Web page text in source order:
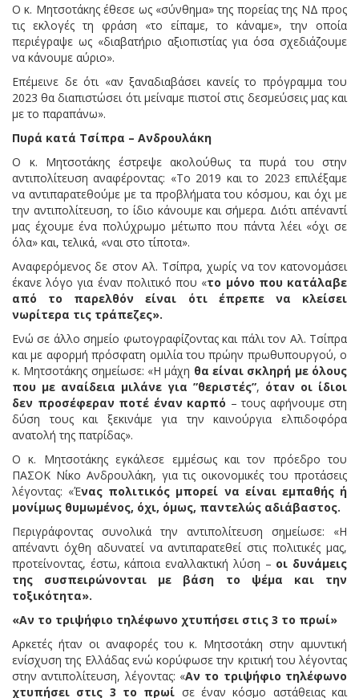
Ο κ. Μητσοτάκης έθεσε ως «σύνθημα» της πορείας της ΝΔ προς
τις εκλογές τη φράση «το είπαμε, το κάναμε», την οποία
περιέγραψε ως «διαβατήριο αξιοπιστίας για όσα σχεδιάζουμε
να κάνουμε αύριο».
Επέμεινε δε ότι «αν ξαναδιαβάσει κανείς το πρόγραμμα του
2023 θα διαπιστώσει ότι μείναμε πιστοί στις δεσμεύσεις μας και
με το παραπάνω».
Πυρά κατά Τσίπρα – Ανδρουλάκη
Ο κ. Μητσοτάκης έστρεψε ακολούθως τα πυρά του στην
αντιπολίτευση αναφέροντας: «Το 2019 και το 2023 επιλέξαμε
να αντιπαρατεθούμε με τα προβλήματα του κόσμου, και όχι με
την αντιπολίτευση, το ίδιο κάνουμε και σήμερα. Διότι απέναντί
μας έχουμε ένα πολύχρωμο μέτωπο που πάντα λέει «όχι σε
όλα» και, τελικά, «ναι στο τίποτα».
Αναφερόμενος δε στον Αλ. Τσίπρα, χωρίς να τον κατονομάσει
έκανε λόγο για έναν πολιτικό που «το μόνο που κατάλαβε
από το παρελθόν είναι ότι έπρεπε να κλείσει
νωρίτερα τις τράπεζες».
Ενώ σε άλλο σημείο φωτογραφίζοντας και πάλι τον Αλ. Τσίπρα
και με αφορμή πρόσφατη ομιλία του πρώην πρωθυπουργού, ο
κ. Μητσοτάκης σημείωσε: «Η μάχη θα είναι σκληρή με όλους
που με αναίδεια μιλάνε για ”θεριστές”, όταν οι ίδιοι
δεν προσέφεραν ποτέ έναν καρπό – τους αφήνουμε στη
δύση τους και ξεκινάμε για την καινούργια ελπιδοφόρα
ανατολή της πατρίδας».
Ο κ. Μητσοτάκης εγκάλεσε εμμέσως και τον πρόεδρο του
ΠΑΣΟΚ Νίκο Ανδρουλάκη, για τις οικονομικές του προτάσεις
λέγοντας: «Ένας πολιτικός μπορεί να είναι εμπαθής ή
μονίμως θυμωμένος, όχι, όμως, παντελώς αδιάβαστος.
Περιγράφοντας συνολικά την αντιπολίτευση σημείωσε: «Η
απέναντι όχθη αδυνατεί να αντιπαρατεθεί στις πολιτικές μας,
προτείνοντας, έστω, κάποια εναλλακτική λύση – οι δυνάμεις
της συσπειρώνονται με βάση το ψέμα και την
τοξικότητα».
«Αν το τριψήφιο τηλέφωνο χτυπήσει στις 3 το πρωί»
Αρκετές ήταν οι αναφορές του κ. Μητσοτάκη στην αμυντική
ενίσχυση της Ελλάδας ενώ κορύφωσε την κριτική του λέγοντας
στην αντιπολίτευση, λέγοντας: «Αν το τριψήφιο τηλέφωνο
χτυπήσει στις 3 το πρωί σε έναν κόσμο αστάθειας και